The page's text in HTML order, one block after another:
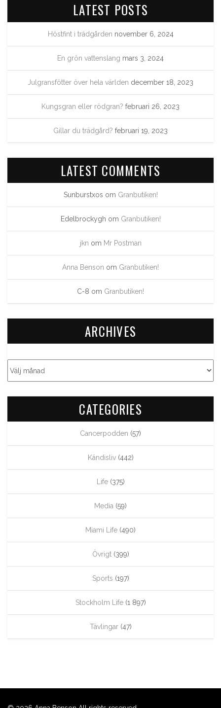
LATEST POSTS
Höstfint i trädgården november 6, 2024
En grön vattenslang mars 3, 2024
Julgransfötter över hela världen december 18, 2023
Kungsgran eller rödgran? februari 26, 2023
Gillar du trädgård? februari 19, 2023
LATEST COMMENTS
Sunburstxos om Granbutiken!
Edelbrockygh om Granbutiken!
jkn om Mr Postman
Anna Benson om Granbutiken!
C-8 om Granbutiken!
ARCHIVES
CATEGORIES
Cancerpodden (57)
Kändisliv(442)
Life(375)
Media (59)
Miami Life (490)
Övrigt(399)
Sports (197)
Stockholm Life(1 897)
Tävlingar(47)